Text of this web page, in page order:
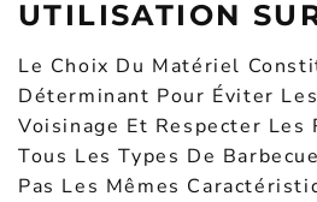
UTILISATION
Le Choix Du Matériel
Déterminant Pour Éviter
Voisinage Et Respecter Les
Tous Les Types De
Pas Les Mêmes